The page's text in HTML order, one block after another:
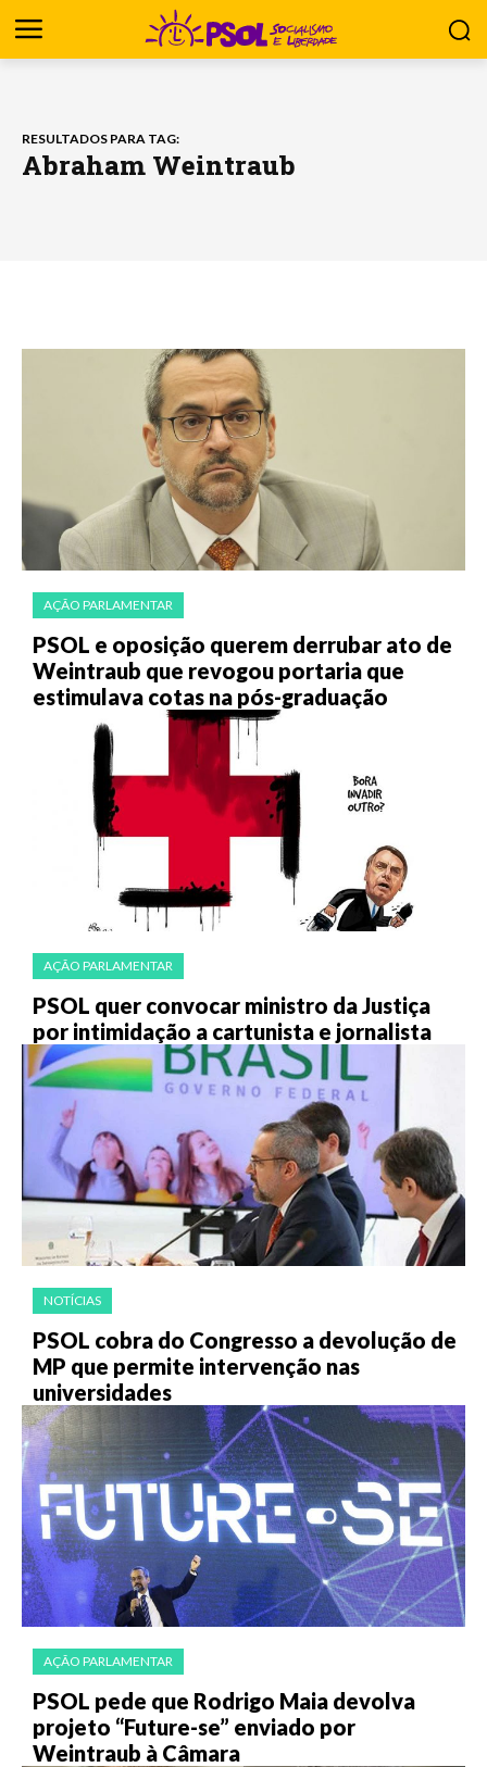
RESULTADOS PARA TAG:
Abraham Weintraub
AÇÃO PARLAMENTAR
PSOL e oposição querem derrubar ato de
Weintraub que revogou portaria que
estimulava cotas na pós-graduação
AÇÃO PARLAMENTAR
PSOL quer convocar ministro da Justiça
por intimidação a cartunista e jornalista
NOTÍCIAS
PSOL cobra do Congresso a devolução de
MP que permite intervenção nas
universidades
AÇÃO PARLAMENTAR
PSOL pede que Rodrigo Maia devolva
projeto “Future-se” enviado por
Weintraub à Câmara